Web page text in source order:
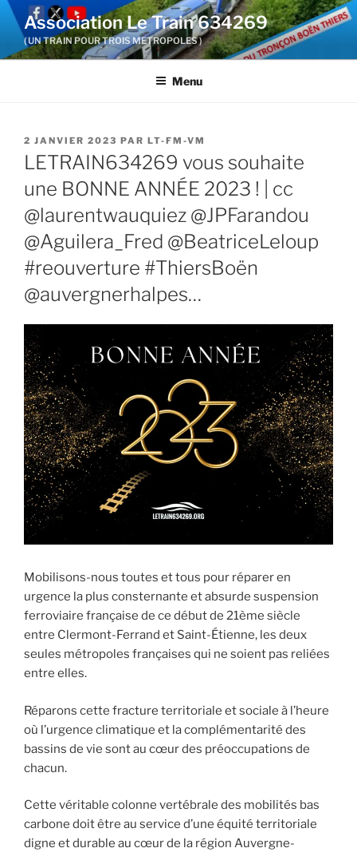
Aller
contenu
Association Le Train 634269
( UN TRAIN POUR TROIS METROPOLES )
Menu
PUBLIÉ
LE
2 JANVIER 2023 PAR LT-FM-VM
LETRAIN634269 vous souhaite
une BONNE ANNÉE 2023 ! | cc
@laurentwauquiez @JPFarandou
@Aguilera_Fred @BeatriceLeloup
#reouverture #ThiersBoën
@auvergnerhalpes…
Mobilisons-nous toutes et tous pour réparer en
urgence la plus consternante et absurde suspension
ferroviaire française de ce début de 21ème siècle
entre Clermont-Ferrand et Saint-Étienne, les deux
seules métropoles françaises qui ne soient pas reliées
entre elles.
Réparons cette fracture territoriale et sociale à l’heure
où l’urgence climatique et la complémentarité des
bassins de vie sont au cœur des préoccupations de
chacun.
Cette véritable colonne vertébrale des mobilités bas
carbone doit être au service d’une équité territoriale
digne et durable au cœur de la région Auvergne-